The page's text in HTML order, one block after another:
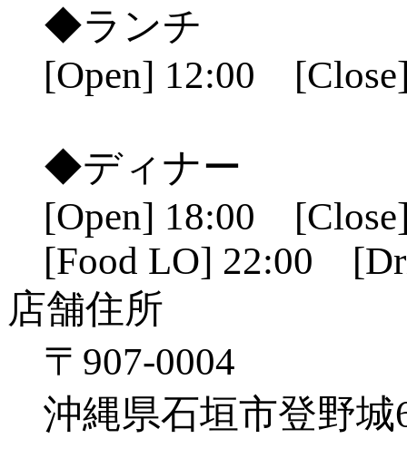
◆ランチ
[Open] 12:00
◆ディナー
[Open] 18:00
[Food LO] 22:00
店舗住所
〒907-0004
沖縄県石垣市登野城